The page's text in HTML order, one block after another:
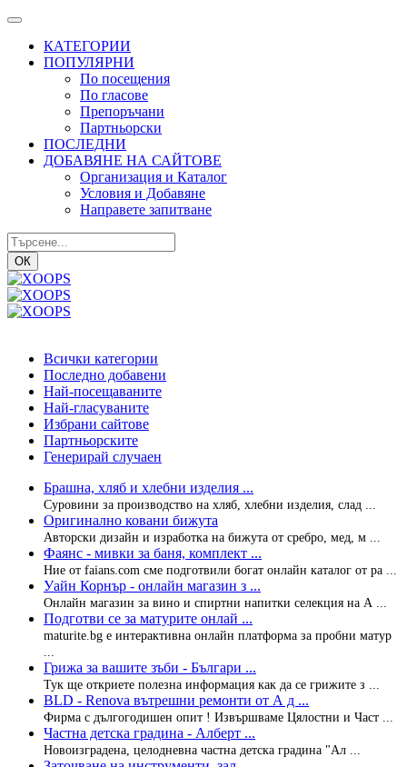
КАТЕГОРИИ
ПОПУЛЯРНИ
По посещения
По гласове
Препоръчани
Партньорски
ПОСЛЕДНИ
ДОБАВЯНЕ НА САЙТОВЕ
Организация и Каталог
Условия и Добавяне
Направете запитване
ОК
Всички категории
Последно добавени
Най-посещаваните
Най-гласуваните
Избрани сайтове
Партньорските
Генерирай случаен
Брашна, хляб и хлебни изделия ...
Суровини за производство на хляб, хлебни изделия, слад ...
Оригинално ковани бижута
Авторски дизайн и изработка на бижута от сребро, мед, м ...
Фаянс - мивки за баня, комплект ...
Ние от faians.com сме подготвили богат онлайн каталог от ра ...
Уайн Корнър - онлайн магазин з ...
Онлайн магазин за вино и спиртни напитки селекция на А ...
Подготви се за матурите онлай ...
maturite.bg е интерактивна онлайн платформа за пробни матур
Грижа за вашите зъби - Българи ...
Тук ще откриете полезна информация как да се грижите з ...
BLD - Renova вътрешни ремонти от А д ...
Фирма с дългогодишен опит ! Извършваме Цялостни и Част ...
Частна детска градина - Алберт ...
Новоизградена, целодневна частна детска градина "Ал ...